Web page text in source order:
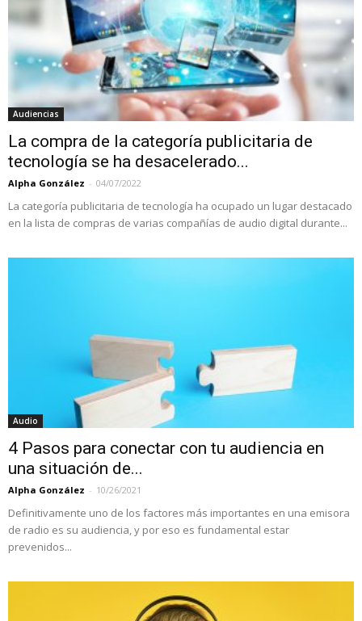
Audiencias
La compra de la categoría publicitaria de
tecnología se ha desacelerado...
Alpha González - 04/07/2022
La categoría publicitaria de tecnología ha ocupado un lugar destacado
en la lista de compras de varias compañías de audio digital durante...
Audio
4 Pasos para conectar con tu audiencia en
una situación de...
Alpha González - 10/26/2021
Definitivamente uno de los factores más importantes en una emisora
de radio es su audiencia, y por eso es fundamental estar
prevenidos...